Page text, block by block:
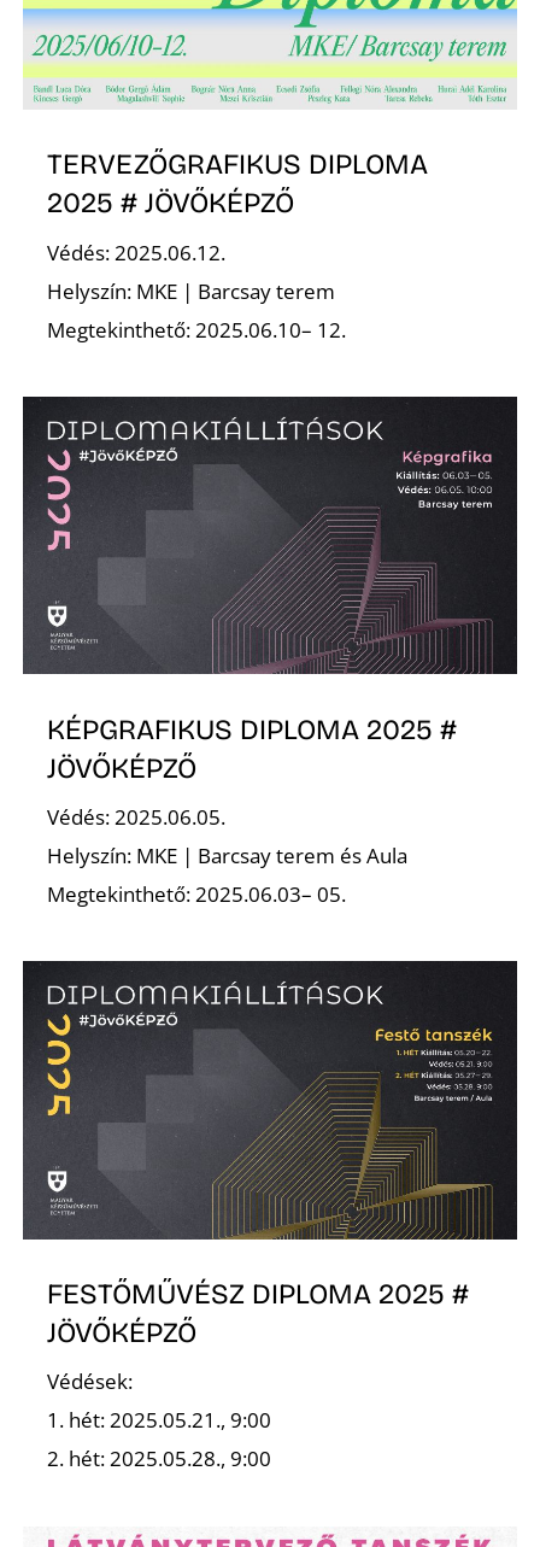
TERVEZŐGRAFIKUS DIPLOMA
2025 # JÖVŐKÉPZŐ
Védés: 2025.06.12.
Helyszín: MKE | Barcsay terem
Megtekinthető: 2025.06.10– 12.
KÉPGRAFIKUS DIPLOMA 2025 #
JÖVŐKÉPZŐ
Védés: 2025.06.05.
Helyszín: MKE | Barcsay terem és Aula
Megtekinthető: 2025.06.03– 05.
FESTŐMŰVÉSZ DIPLOMA 2025 #
JÖVŐKÉPZŐ
Védések:
1. hét: 2025.05.21., 9:00
2. hét: 2025.05.28., 9:00